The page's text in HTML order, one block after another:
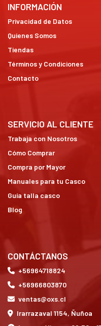
INFORMACIÓN
Privacidad de Datos
Quienes Somos
Tiendas
Términos y Condiciones
Contacto
SERVICIO AL CLIENTE
Trabaja con Nosotros
Cómo Comprar
Compra por Mayor
Manuales para tu Casco
Guía talla casco
Blog
CONTÁCTANOS
+56964718824
+56966803870
ventas@oxs.cl
Irarrazaval 1154, Ñuñoa